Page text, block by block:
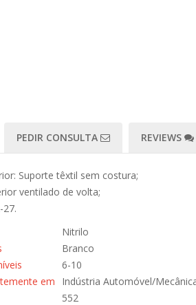
PEDIR CONSULTA REVIEWS
Suporte têxtil sem costura;
ventilado de volta;
Nitrilo
Branco
6-10
em
Indústria Automóvel/
552